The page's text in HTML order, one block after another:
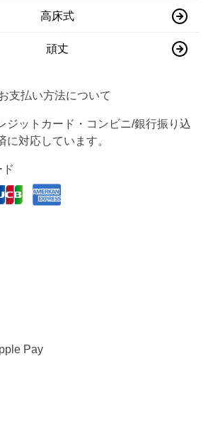
高床式
頑丈
支払い方法について
ジットカード・コンビニ/銀行振り込
に対応しています。
Pay